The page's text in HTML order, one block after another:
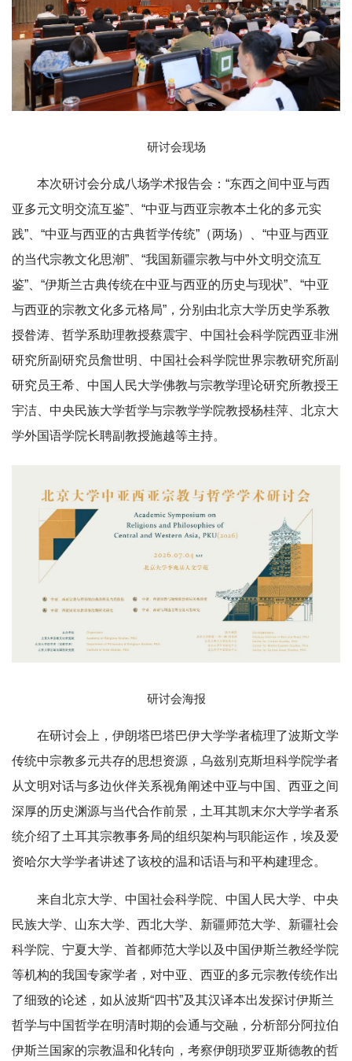
研讨会现场
本次研讨会分成八场学术报告会：“东西之间中亚与西
亚多元文明交流互鉴”、“中亚与西亚宗教本土化的多元实
践”、“中亚与西亚的古典哲学传统”（两场）、“中亚与西亚
的当代宗教文化思潮”、“我国新疆宗教与中外文明交流互
鉴”、“伊斯兰古典传统在中亚与西亚的历史与现状”、“中亚
与西亚的宗教文化多元格局”，分别由北京大学历史学系教
授昝涛、哲学系助理教授蔡震宇、中国社会科学院西亚非洲
研究所副研究员詹世明、中国社会科学院世界宗教研究所副
研究员王希、中国人民大学佛教与宗教学理论研究所教授王
宇洁、中央民族大学哲学与宗教学学院教授杨桂萍、北京大
学外国语学院长聘副教授施越等主持。
研讨会海报
在研讨会上，伊朗塔巴塔巴伊大学学者梳理了波斯文学
传统中宗教多元共存的思想资源，乌兹别克斯坦科学院学者
从文明对话与多边伙伴关系视角阐述中亚与中国、西亚之间
深厚的历史渊源与当代合作前景，土耳其凯末尔大学学者系
统介绍了土耳其宗教事务局的组织架构与职能运作，埃及爱
资哈尔大学学者讲述了该校的温和话语与和平构建理念。
来自北京大学、中国社会科学院、中国人民大学、中央
民族大学、山东大学、西北大学、新疆师范大学、新疆社会
科学院、宁夏大学、首都师范大学以及中国伊斯兰教经学院
等机构的我国专家学者，对中亚、西亚的多元宗教传统作出
了细致的论述，如从波斯“四书”及其汉译本出发探讨伊斯兰
哲学与中国哲学在明清时期的会通与交融，分析部分阿拉伯
伊斯兰国家的宗教温和化转向，考察伊朗琐罗亚斯德教的哲